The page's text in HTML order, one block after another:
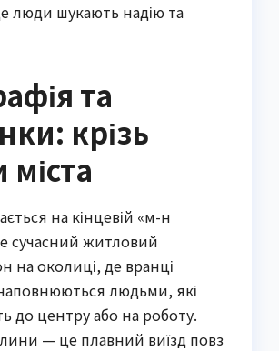
люди шукають надію та
та
крізь
на кінцевій «м-н
сучасний житловий
на околиці, де вранці
людьми, які
до центру або на роботу.
— це плавний виїзд повз